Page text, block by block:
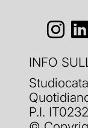
INFO
P.I.